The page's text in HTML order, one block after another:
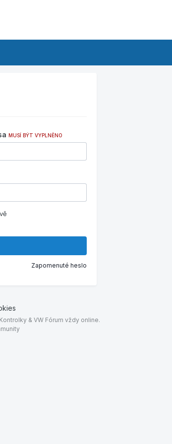
MUSÍ BÝT VYPLNĚNO
Zapomenuté heslo
& VW Fórum vždy online.